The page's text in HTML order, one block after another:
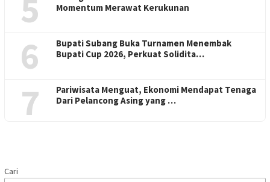
5
Momentum Merawat Kerukunan
6
Bupati Subang Buka Turnamen Menembak
Bupati Cup 2026, Perkuat Solidita…
7
Pariwisata Menguat, Ekonomi Mendapat Tenaga
Dari Pelancong Asing yang …
Cari